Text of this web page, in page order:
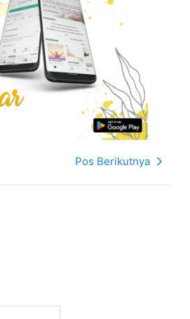
Pos Berikutnya